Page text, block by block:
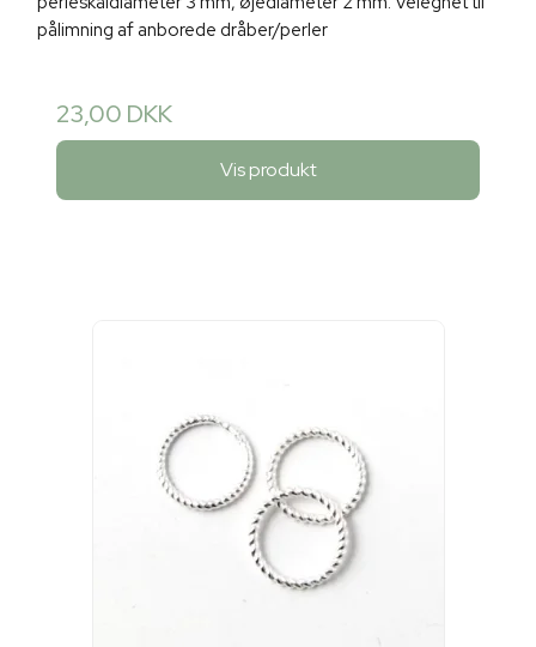
pålimning af anborede dråber/perler
23,00 DKK
Vis produkt